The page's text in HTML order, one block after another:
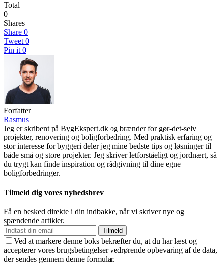
Total
0
Shares
Share 0
Tweet 0
Pin it 0
Forfatter
Rasmus
Jeg er skribent på BygEkspert.dk og brænder for gør-det-selv
projekter, renovering og boligforbedring. Med praktisk erfaring og
stor interesse for byggeri deler jeg mine bedste tips og løsninger til
både små og store projekter. Jeg skriver letforståeligt og jordnært, så
du trygt kan finde inspiration og rådgivning til dine egne
boligforbedringer.
Tilmeld dig vores nyhedsbrev
Få en besked direkte i din indbakke, når vi skriver nye og
spændende artikler.
Tilmeld
Ved at markere denne boks bekræfter du, at du har læst og
accepterer vores brugsbetingelser vedrørende opbevaring af de data,
der sendes gennem denne formular.